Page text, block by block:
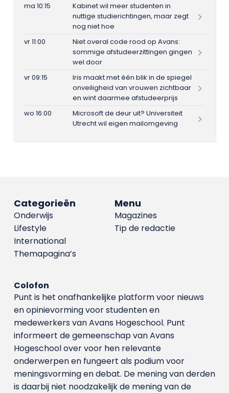
ma 10:15
Kabinet wil meer studenten in
nuttige studierichtingen, maar zegt
nog niet hoe
vr 11:00
Niet overal code rood op Avans:
sommige afstudeerzittingen gingen
wel door
vr 09:15
Iris maakt met één blik in de spiegel
onveiligheid van vrouwen zichtbaar
en wint daarmee afstudeerprijs
wo 16:00
Microsoft de deur uit? Universiteit
Utrecht wil eigen mailomgeving
Menu
Magazines
Tip de redactie
Categorieën
Onderwijs
Lifestyle
International
Themapagina’s
Colofon
Punt is het onafhankelijke platform voor nieuws
en opinievorming voor studenten en
medewerkers van Avans Hoge­school. Punt
informeert de gemeenschap van Avans
Hogeschool over voor hen relevante
onderwerpen en fungeert als podium voor
meningsvorming en debat. De mening van derden
is daarbij niet noodzakelijk de mening van de